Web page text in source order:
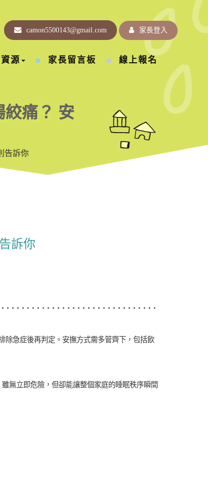
camon5500143@gmail.com 家長登入
源 家長留言板 線上報名
絞痛？ 安
告訴你
訴你
除急症後再判定。安撫方式需多管齊下，包括飲
無立即危險，但卻能讓整個家庭的睡眠秩序瞬間